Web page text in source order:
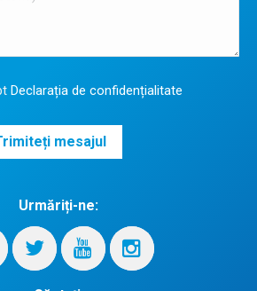
Declarația de confidențialitate
Urmăriți-ne: